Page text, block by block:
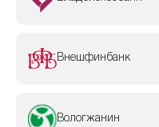
Внешфинбанк
Вологжанин